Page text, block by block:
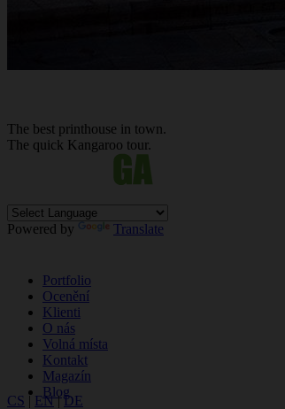
The best printhouse in town.
The quick Kangaroo tour.
Powered by Translate
Portfolio
Ocenění
Klienti
O nás
Volná místa
Kontakt
Magazín
Blog
CS | EN|DE